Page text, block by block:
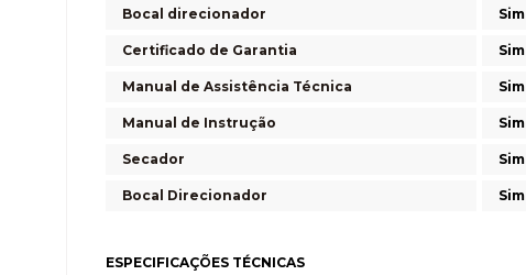
Bocal direcionador
Sim
Certificado de Garantia Sim
Manual de Assistência Técnica Sim
Manual de Instrução Sim
Secador Sim
Bocal Direcionador Sim
ESPECIFICAÇÕES TÉCNICAS